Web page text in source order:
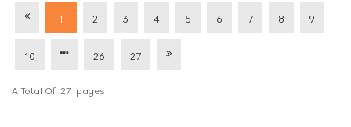
1 2 3 4 5 6 7 8 9
10 26 27
A Total Of 27 Pages